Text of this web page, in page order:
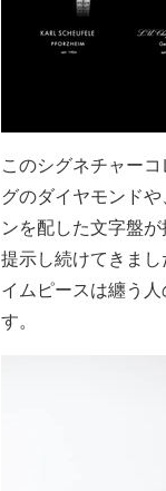
このシグネチャー
グのダイヤモンド
ンを配した文字盤
提示し続けてきま
イムピースは纏う
す。